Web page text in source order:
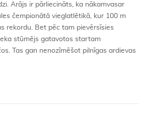
Arājs ir pārliecināts, ka nākamvasar
čempionātā vieglatlētikā, kur 100 m
rekordu. Bet pēc tam pievērsīsies
stūmējs gatavotos startam
Tas gan nenozīmēšot pilnīgas ardievas